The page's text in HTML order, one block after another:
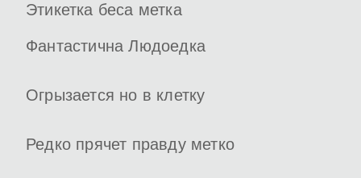
Этикетка беса метка
Фантастична Людоедка
Огрызается но в клетку
Редко прячет правду метко